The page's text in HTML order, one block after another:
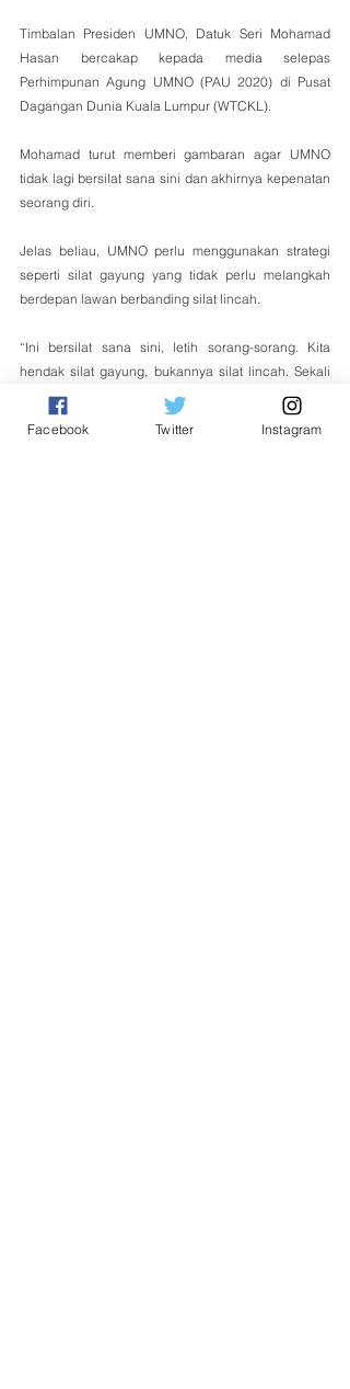
Timbalan Presiden UMNO, Datuk Seri Mohamad
Hasan bercakap kepada media selepas
Perhimpunan Agung UMNO (PAU 2020) di Pusat
Dagangan Dunia Kuala Lumpur (WTCKL).
Mohamad turut memberi gambaran agar UMNO
tidak lagi bersilat sana sini dan akhirnya kepenatan
seorang diri.
Jelas beliau, UMNO perlu menggunakan strategi
seperti silat gayung yang tidak perlu melangkah
berdepan lawan berbanding silat lincah.
“Ini bersilat sana sini, letih sorang-sorang. Kita
hendak silat gayung, bukannya silat lincah. Sekali
kita tenyeh hidung, dia tumbang. Ini asyik longlai,
mana hendak pergi. Kita hendak bawa UMNO ke
Facebook Twitter Instagram